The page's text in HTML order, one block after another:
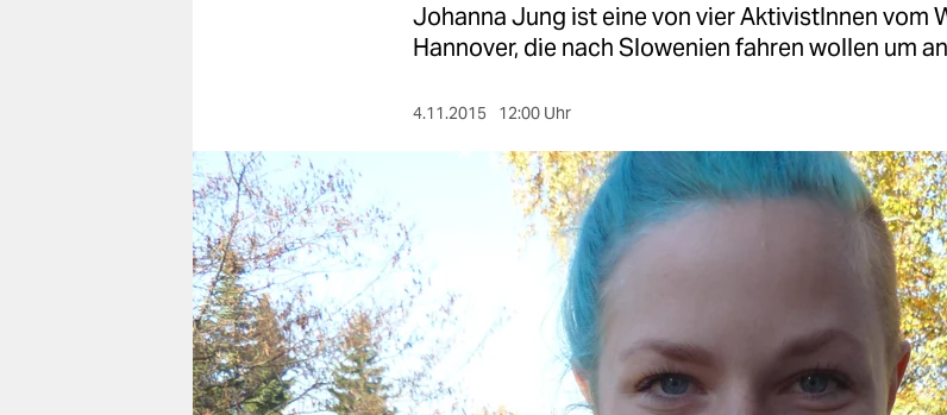
berlin
nord
wahrheit
verlag
verlag
Johanna Jung ist eine von vier AktivistInnen vom
Hannover, die nach Slowenien fahren wollen um
4.11.2015 12:00 Uhr